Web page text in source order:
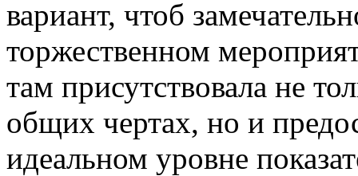
вариант, чтоб
торжественном
там присутствовала не
общих чертах, но и
идеальном уровне